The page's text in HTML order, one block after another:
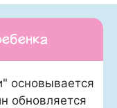
основывается
обновляется